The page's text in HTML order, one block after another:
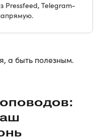
Pressfeed, Telegram-
а быть полезным.